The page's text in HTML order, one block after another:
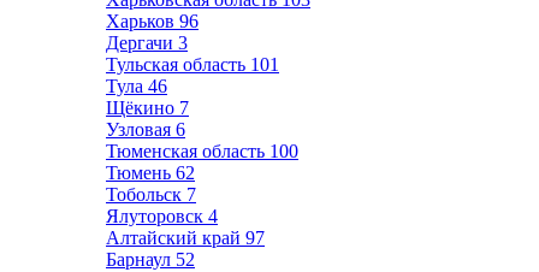
Харьков 96
Дергачи 3
Тульская область 101
Тула 46
Щёкино 7
Узловая 6
Тюменская область 100
Тюмень 62
Тобольск 7
Ялуторовск 4
Алтайский край 97
Барнаул 52